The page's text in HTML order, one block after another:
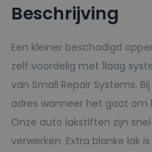
Beschrijving
Een kleiner beschadigd
zelf voordelig met 1laag
van Small Repair Systems.
adres wanneer het gaat
Onze auto lakstiften zijn
verwerken. Extra blanke lak